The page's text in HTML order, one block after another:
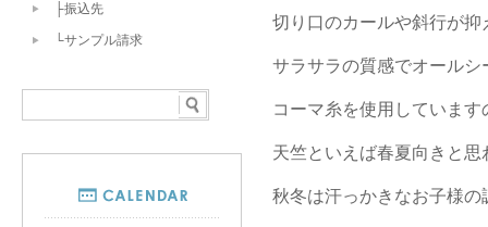
切り口のカールや斜行が
サラサラの質感でオールシ
コーマ糸を使用していま
天竺といえば春夏向きと思
秋冬は汗っかきなお子様
├振込先
└サンプル請求